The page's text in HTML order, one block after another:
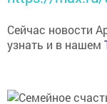
узнать и в нашем